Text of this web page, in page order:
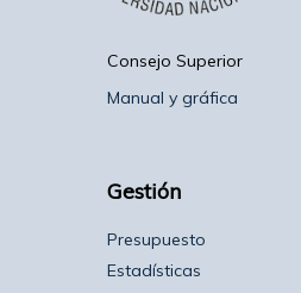
Consejo Superior
Manual y gráfica
Gestión
Presupuesto
Estadísticas